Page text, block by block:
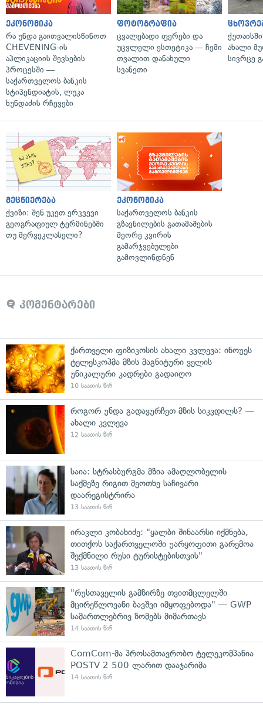
ეკონომიკა
რა უნდა გაითვალისწინოთ
CHEVENING-ის
აპლიკაციის შევსების
პროცესში —
საქართველოს ბანკის
სტიპენდიატის, ლუკა
ხუნდაძის რჩევები
ფოტოგრაფია
ცვალებადი ფერები და
უცვლელი ესთეტიკა — ჩემი
თვალით დანახული
სვანეთი
ახალი
სივრცე
მეცნიერება
ქვიზი: შენ უკეთ ერკვევი
გეოგრაფიულ ტერმინებში
თუ მერვეკლასელი?
ეკონომიკა
საქართველოს ბანკის
გზავნილების გათამაშების
მეორე კვირის
გამარჯვებულები
გამოვლინდნენ
კომენტარები
ქართველი ფიზიკოსის ახალი კვლევა: ინოუეს
ტელესკოპმა მზის მაგნიტური ველის
უნიკალური კადრები გადაიღო
10 საათის წინ
როგორ უნდა გადავურჩეთ მზის სიკვდილს? —
ახალი კვლევა
12 საათის წინ
საია: სტრასბურგმა მზია ამაღლობელის
საქმეზე რიგით მეოთხე საჩივარი
დაარეგისტრირა
13 საათის წინ
ირაკლი კობახიძე: "ყალბი შინაარსი იქმნება,
თითქოს საქართველოში უარყოფითი გარემოა
შექმნილი რუსი ტურისტებისთვის"
13 საათის წინ
"რუსთაველის გამზირზე თვითმცლელში
მცირეწლოვანი ბავშვი იმყოფებოდა" — GWP
სამართლებრივ ზომებს მიმართავს
14 საათის წინ
ComCom-მა პროსამთავრობო ტელეკომპანია
POSTV 2 500 ლარით დააჯარიმა
14 საათის წინ